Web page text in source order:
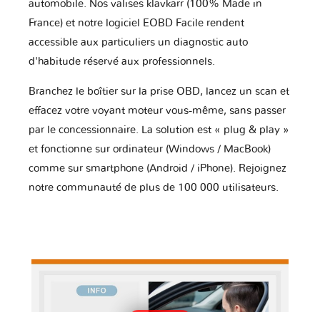
automobile. Nos valises klavkarr (100% Made in
France) et notre logiciel EOBD Facile rendent
accessible aux particuliers un diagnostic auto
d'habitude réservé aux professionnels.
Branchez le boîtier sur la prise OBD, lancez un scan et
effacez votre voyant moteur vous-même, sans passer
par le concessionnaire. La solution est « plug & play »
et fonctionne sur ordinateur (Windows / MacBook)
comme sur smartphone (Android / iPhone). Rejoignez
notre communauté de plus de 100 000 utilisateurs.